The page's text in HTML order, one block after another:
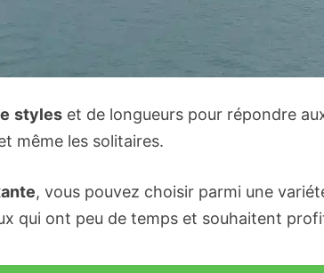
styles et de longueurs pour répondre
même les solitaires.
, vous pouvez choisir parmi une
qui ont peu de temps et souhaitent